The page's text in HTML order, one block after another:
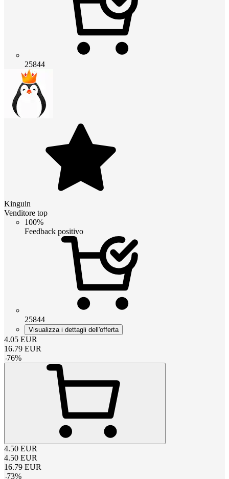
25844
Kinguin
Venditore top
100%
Feedback positivo
25844
Visualizza i dettagli dell'offerta
4.05 EUR
16.79 EUR
-76%
4.50 EUR
4.50 EUR
16.79 EUR
-73%